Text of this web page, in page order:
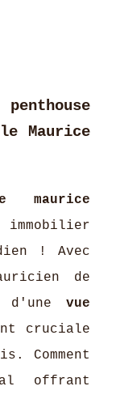
Maurice
maurice
immobilier
! Avec
de
d'une vue
cruciale
Comment
offrant